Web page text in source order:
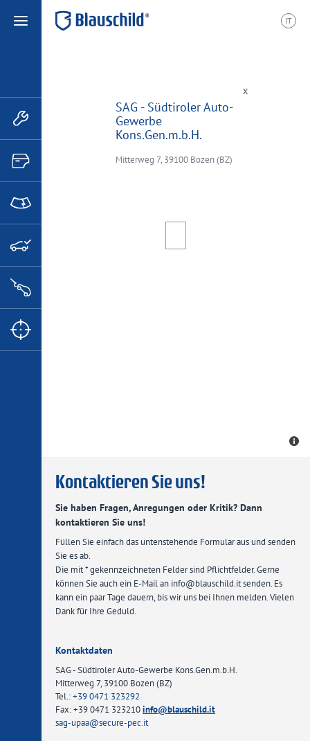
IT
SAG - Südtiroler Auto-
Gewerbe
Kons.Gen.m.b.H.
Mitterweg 7, 39100 Bozen (BZ)
Kontaktieren Sie uns!
Sie haben Fragen, Anregungen oder Kritik? Dann
kontaktieren Sie uns!
​Füllen Sie einfach das untenstehende Formular aus und senden
Sie es ab.
Die mit * gekennzeichneten Felder sind Pflichtfelder. Gerne
können Sie auch ein E-Mail an info@blauschild.it senden. Es
kann ein paar Tage dauern, bis wir uns bei Ihnen melden. Vielen
Dank für Ihre Geduld.
Kontaktdaten
SAG - Südtiroler Auto-Gewerbe Kons.Gen.m.b.H.
Mitterweg 7, 39100 Bozen (BZ)
Tel.:+39 0471 323292
Fax: +39 0471 323210info@blauschild.it
sag-upaa@secure-pec.it